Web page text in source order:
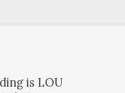
is LOU